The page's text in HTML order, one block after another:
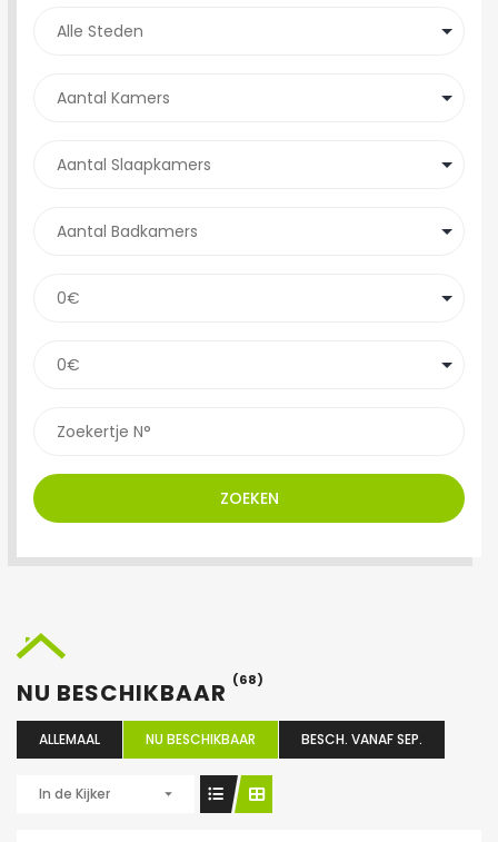
ZOEKEN
NU BESCHIKBAAR (68)
ALLEMAAL NU BESCHIKBAAR BESCH. VANAF SEP.
In de Kijker